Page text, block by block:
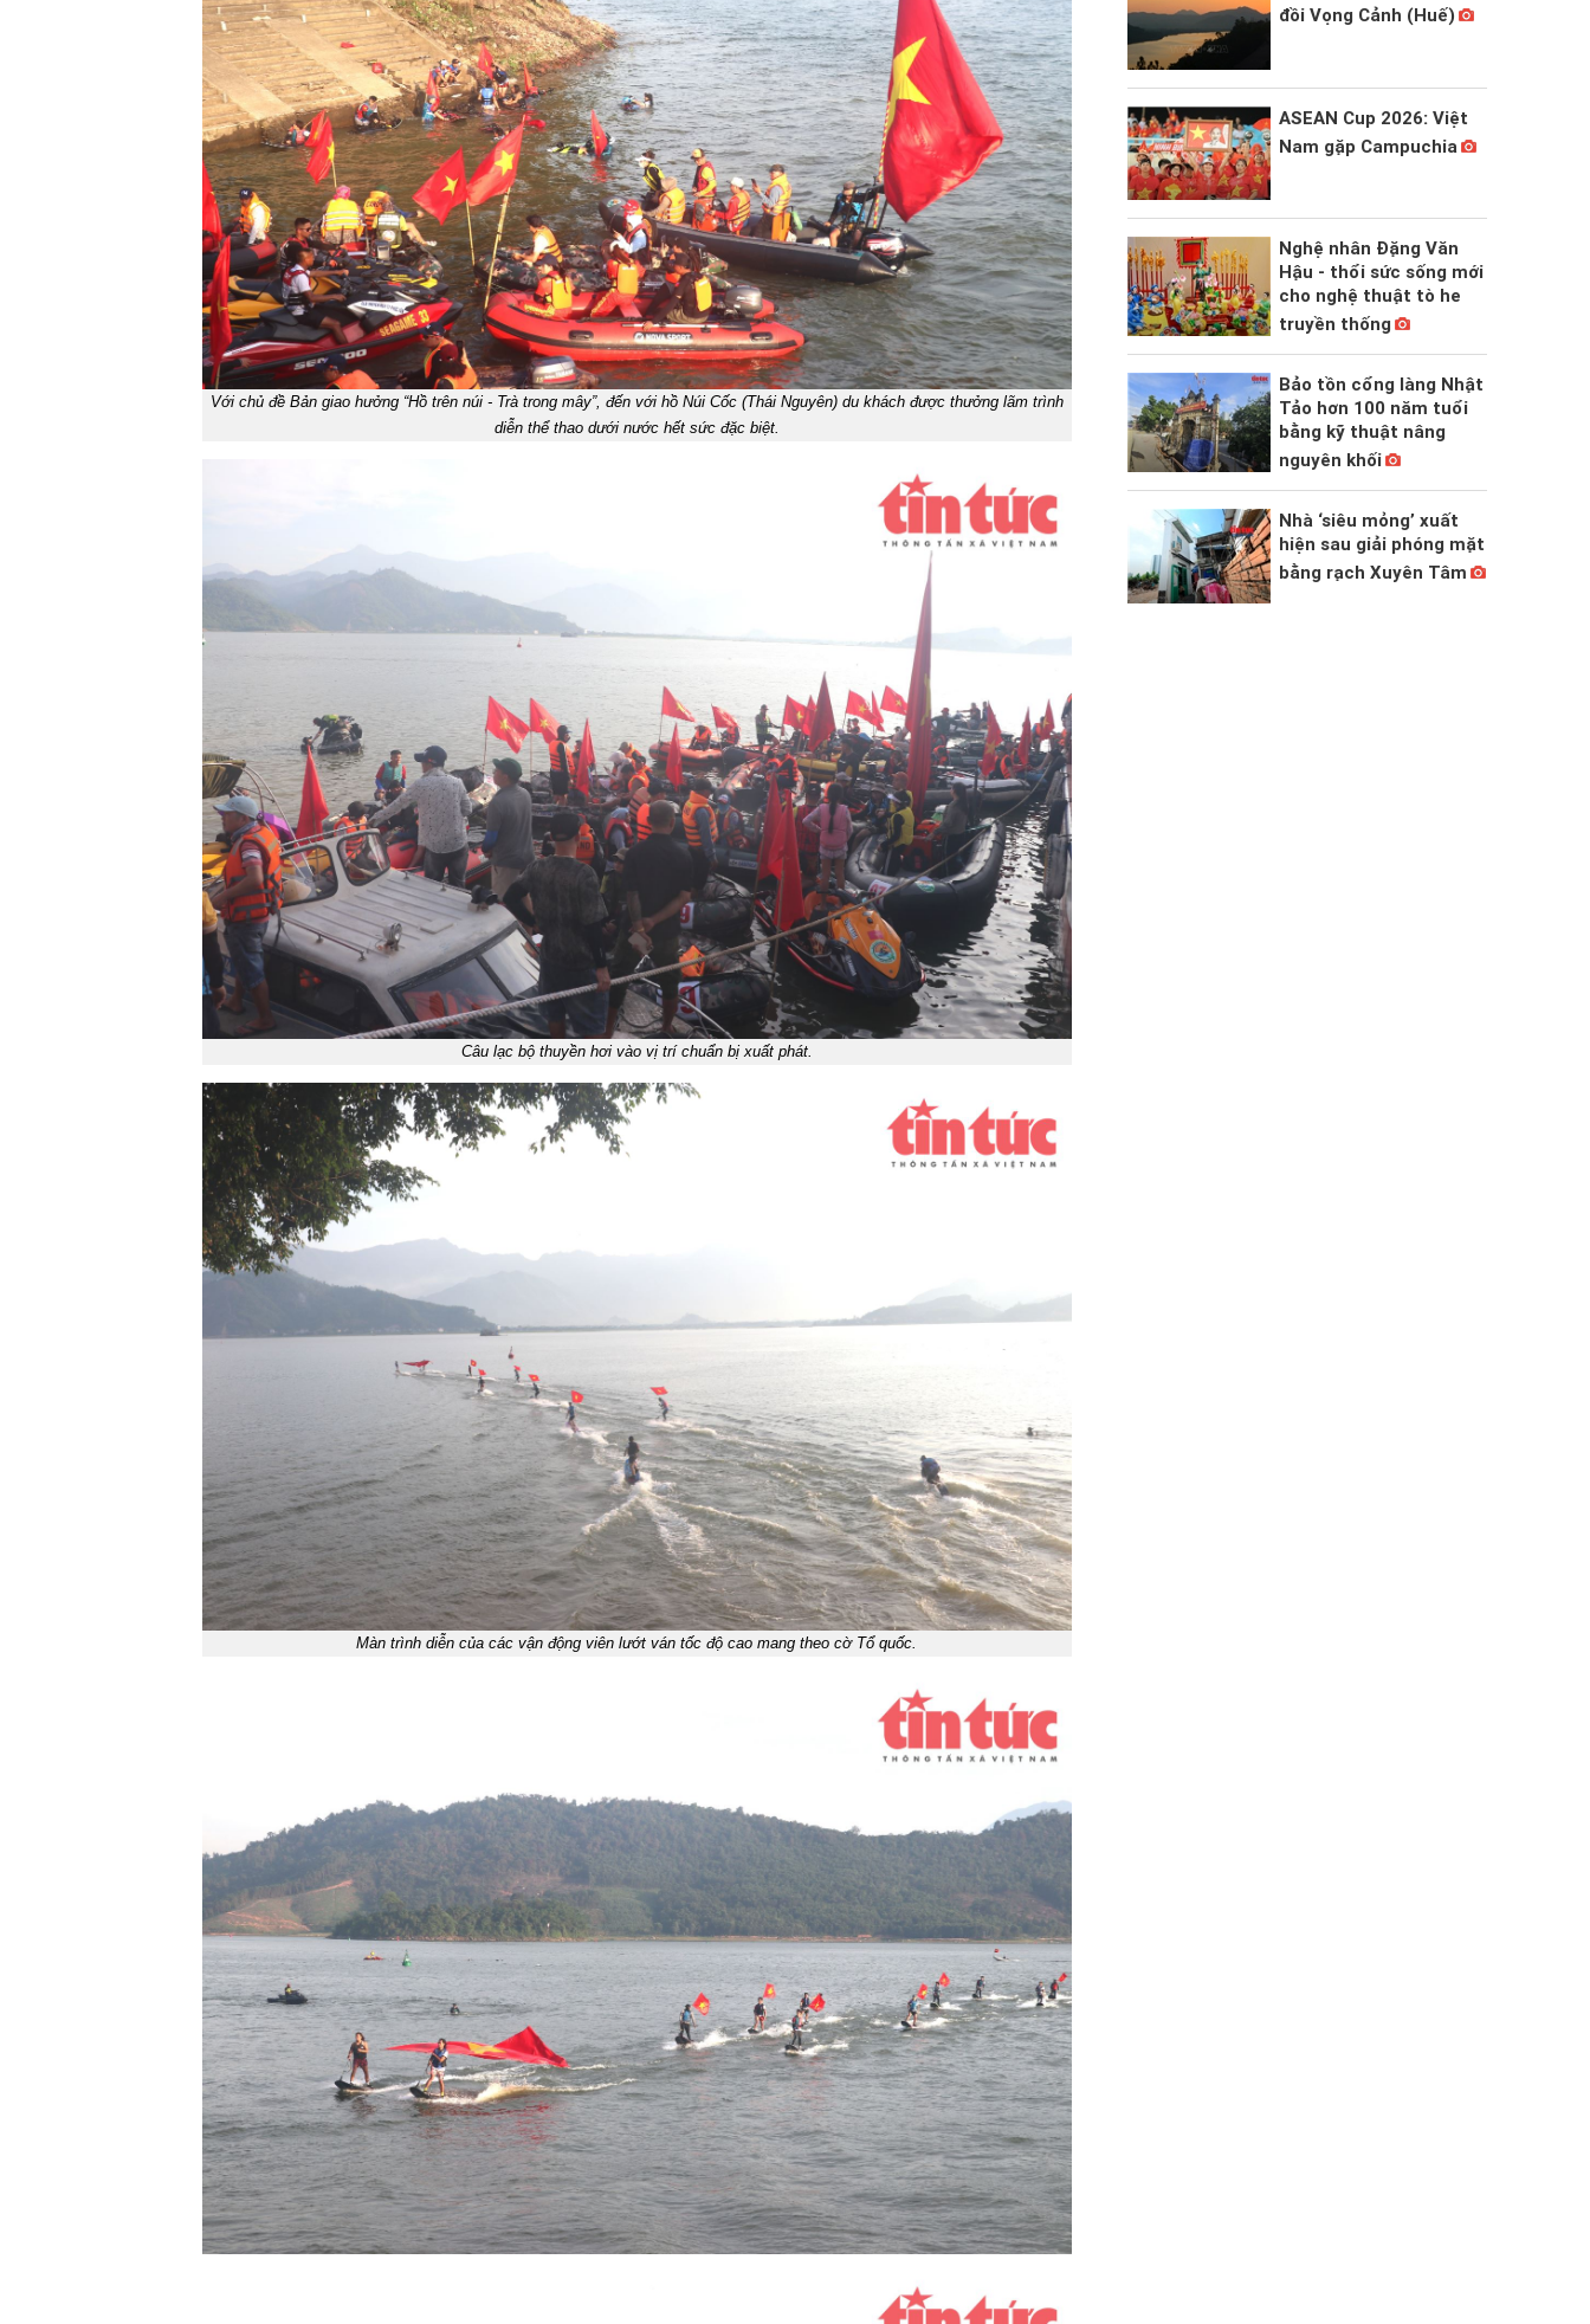
Với chủ đề Bản giao hưởng “Hồ trên núi - Trà trong mây”, đến với hồ Núi Cốc (Thái Nguyên) du khách được thưởng lãm trình
diễn thể thao dưới nước hết sức đặc biệt.
Câu lạc bộ thuyền hơi vào vị trí chuẩn bị xuất phát.
Màn trình diễn của các vận động viên lướt ván tốc độ cao mang theo cờ Tổ quốc.
đồi Vọng Cảnh (Huế)
ASEAN Cup 2026: Việt
Nam gặp Campuchia
Nghệ nhân Đặng Văn
Hậu - thổi sức sống mới
cho nghệ thuật tò he
truyền thống
Bảo tồn cổng làng Nhật
Tảo hơn 100 năm tuổi
bằng kỹ thuật nâng
nguyên khối
Nhà ‘siêu mỏng’ xuất
hiện sau giải phóng mặt
bằng rạch Xuyên Tâm